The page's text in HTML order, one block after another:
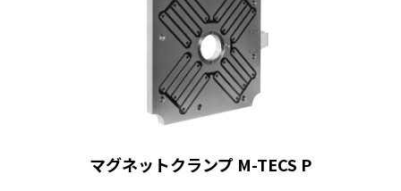
マグネットクランプ M-TECS P